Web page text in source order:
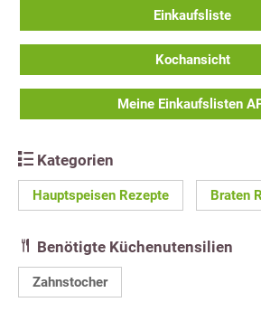
Einkaufsliste
Kochansicht
Meine Einkaufslisten
Kategorien
Hauptspeisen Rezepte Braten
Benötigte Küchenutensilien
Zahnstocher